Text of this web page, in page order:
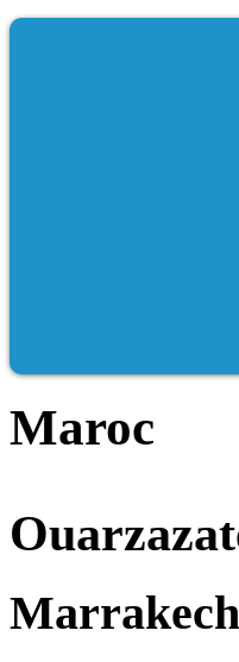
Maroc
Marrakech